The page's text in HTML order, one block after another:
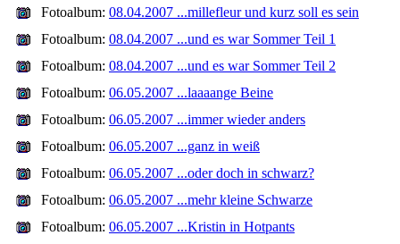
Fotoalbum: 08.04.2007 ...millefleur und kurz soll es sein
Fotoalbum: 08.04.2007 ...und es war Sommer Teil 1
Fotoalbum: 08.04.2007 ...und es war Sommer Teil 2
Fotoalbum: 06.05.2007 ...laaaange Beine
Fotoalbum: 06.05.2007 ...immer wieder anders
Fotoalbum: 06.05.2007 ...ganz in weiß
Fotoalbum: 06.05.2007 ...oder doch in schwarz?
Fotoalbum: 06.05.2007 ...mehr kleine Schwarze
Fotoalbum: 06.05.2007 ...Kristin in Hotpants